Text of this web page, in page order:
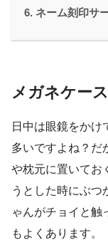
ネーム刻印サ
メガネケー
日中は眼鏡をかけ
多いですよね？だ
や枕元に置いてお
うとした時にぶつ
ゃんがチョイと
もよくあります。